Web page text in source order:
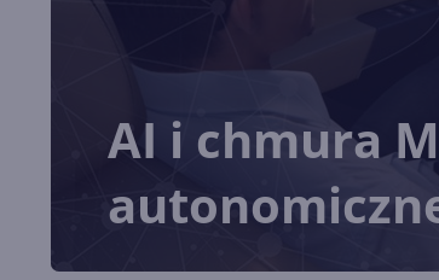
AI i chmura